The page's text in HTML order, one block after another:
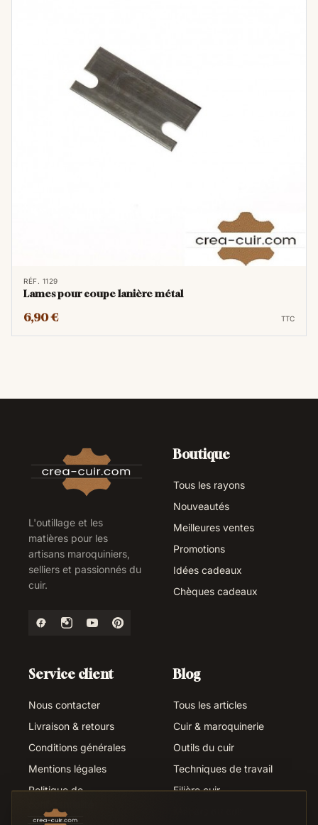
RÉF. 1129
Lames pour coupe lanière métal
6,90 € TTC
L'outillage et les
matières pour les
artisans maroquiniers,
selliers et passionnés du
cuir.
Boutique
Tous les rayons
Nouveautés
Meilleures ventes
Promotions
Idées cadeaux
Chèques cadeaux
Service client
Nous contacter
Livraison & retours
Conditions générales
Mentions légales
Politique de
Blog
Tous les articles
Cuir & maroquinerie
Outils du cuir
Techniques de travail
Filière cuir